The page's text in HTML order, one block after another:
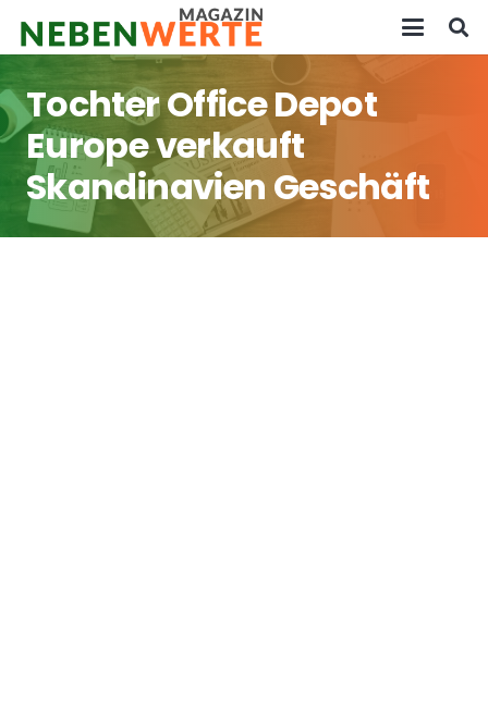
Tochter Office Depot
Europe verkauft
Skandinavien Geschäft